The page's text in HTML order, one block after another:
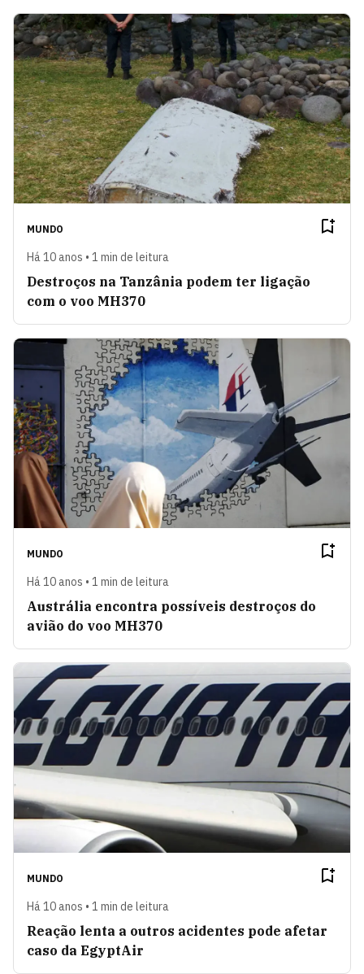
MUNDO
Há 10 anos • 1 min de leitura
Destroços na Tanzânia podem ter ligação
com o voo MH370
MUNDO
Há 10 anos • 1 min de leitura
Austrália encontra possíveis destroços do
avião do voo MH370
MUNDO
Há 10 anos • 1 min de leitura
Reação lenta a outros acidentes pode afetar
caso da EgyptAir